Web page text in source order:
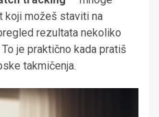
koji možeš staviti na
rezultata nekoliko
je praktično kada pratiš
takmičenja.